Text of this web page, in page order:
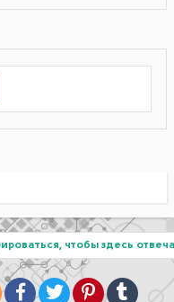
чтобы здесь
Facebook
TwitterPinterestTumblr